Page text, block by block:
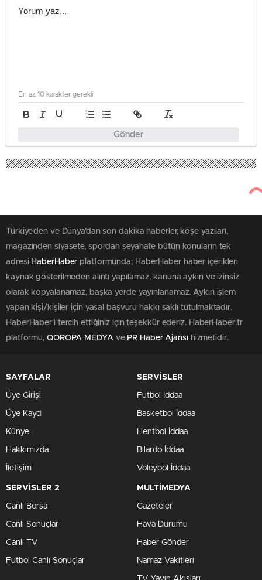
Gönder
En az 10 karakter gerekli
“Suriye’de Yıkım Büyüyor, Çözüm
Şart!”
Dışişleri Bakanı Hakan
Fidan, Suriye’de yaşanan insani
krizin ve altyapı yıkımının boyutlarına dikkat çekerek,
uluslararası işbirliğinin önemine vurgu yaptı. TVNET canlı
yayınında gündeme dair değerlendirmelerde bulunan
Fidan, “Özellikle geri dönüş yapan Suriyelilerin ihtiyaç
duyacağı temel hizmetler için ciddi bir altyapı kurulması